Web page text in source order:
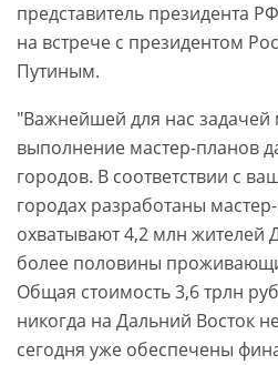
представитель президента
на встрече с президентом
Путиным.
"Важнейшей для нас задачей
выполнение мастер-планов
городов. В соответствии с
городах разработаны
охватывают 4,2 млн жителей
более половины
Общая стоимость 3,6 трлн
никогда на Дальний Восток
сегодня уже обеспечены